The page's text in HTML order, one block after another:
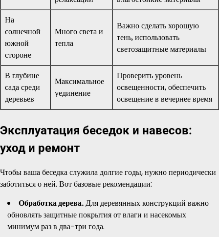
На
солнечной
южной
стороне
Много света и
тепла
Важно сделать хорошую
тень, использовать
светозащитные материалы
В глубине
сада среди
деревьев
Максимальное
уединение
Проверить уровень
освещенности, обеспечить
освещение в вечернее время
Эксплуатация беседок и навесов:
уход и ремонт
Чтобы ваша беседка служила долгие годы, нужно периодически
заботиться о ней. Вот базовые рекомендации:
Обработка дерева.Для деревянных конструкций важно
обновлять защитные покрытия от влаги и насекомых
минимум раз в два-три года.